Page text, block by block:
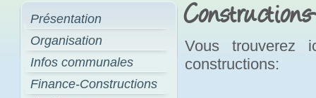
Présentation
Organisation
Infos communales
Finance-Constructions
Vous trouverez
constructions: